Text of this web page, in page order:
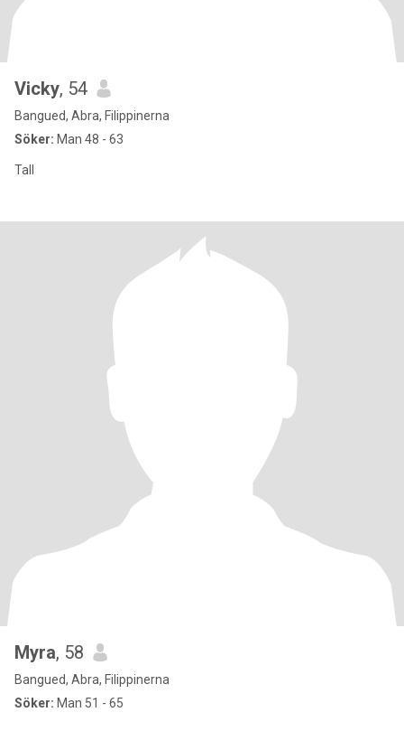
Vicky, 54
Bangued, Abra, Filippinerna
Söker: Man 48 - 63
Tall
Myra, 58
Bangued, Abra, Filippinerna
Söker: Man 51 - 65